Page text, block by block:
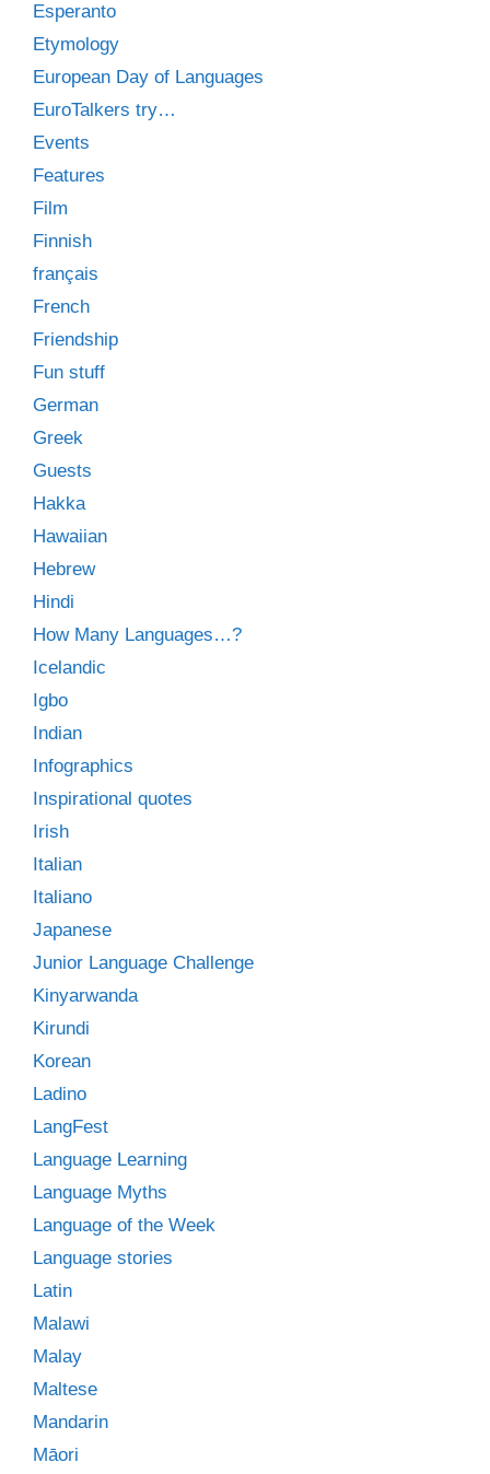
Esperanto
Etymology
European Day of Languages
EuroTalkers try…
Events
Features
Film
Finnish
français
French
Friendship
Fun stuff
German
Greek
Guests
Hakka
Hawaiian
Hebrew
Hindi
How Many Languages…?
Icelandic
Igbo
Indian
Infographics
Inspirational quotes
Irish
Italian
Italiano
Japanese
Junior Language Challenge
Kinyarwanda
Kirundi
Korean
Ladino
LangFest
Language Learning
Language Myths
Language of the Week
Language stories
Latin
Malawi
Malay
Maltese
Mandarin
Māori